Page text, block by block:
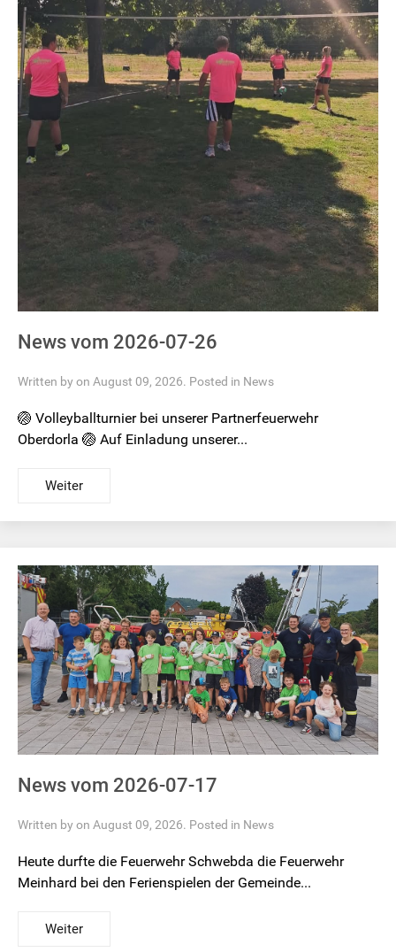
News vom 2026-07-26
Written by on August 09, 2026. Posted in News
🏐 Volleyballturnier bei unserer Partnerfeuerwehr
Oberdorla 🏐 Auf Einladung unserer...
Weiter
News vom 2026-07-17
Written by on August 09, 2026. Posted in News
Heute durfte die Feuerwehr Schwebda die Feuerwehr
Meinhard bei den Ferienspielen der Gemeinde...
Weiter